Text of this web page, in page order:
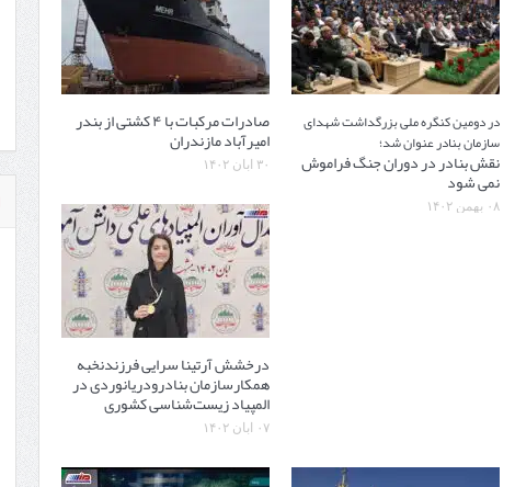
در دومین کنگره ملی بزرگداشت شهدای
سازمان بنادر عنوان شد؛
نقش بنادر در دوران جنگ فراموش
نمی ​شود
۰۸ بهمن ۱۴۰۲
صادرات مرکبات با ۴ کشتی از بندر
امیرآباد مازندران
۳۰ آبان ۱۴۰۲
درخشش آرتینا سرایی فرزندنخبه
همکارسازمان بنادرودریانوردی در
المپیاد زیست‌شناسی کشوری
۰۷ آبان ۱۴۰۲